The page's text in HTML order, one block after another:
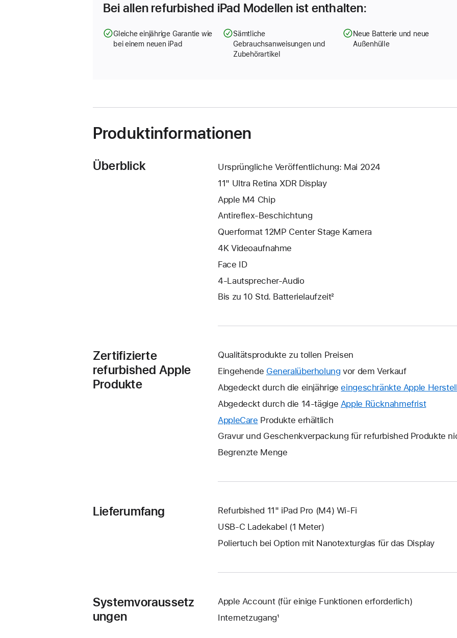
Bei allen refurbished iPad Modellen ist enthalten:
Gleiche einjährige Garantie wie
bei einem neuen iPad
Sämtliche
Gebrauchsanweisungen und
Zubehörartikel
Neue Batterie und neue
Außenhülle
Produktinformationen
Überblick
Ursprüngliche Veröffentlichung: Mai 2024
11" Ultra Retina XDR Display
Apple M4 Chip
Antireflex-Beschichtung
Querformat 12MP Center Stage Kamera
4K Video­aufnahme
Face ID
4‑Lautsprecher-Audio
Bis zu 10 Std. Batterielaufzeit²
Zertifizierte
refurbished Apple
Produkte
Qualitätsprodukte zu tollen Preisen
Eingehende Generalüberholung vor dem Verkauf
Abgedeckt durch die einjährige eingeschränkte Apple
Abgedeckt durch die 14-tägige Apple RücknahmefristEin
wird
AppleCare Ein
neues
wird
Produkte erhältlich
Gravur und Geschenkverpackung für refurbished Produkte
Begrenzte Menge
Lieferumfang
Refurbished 11" iPad Pro (M4) Wi‑Fi
USB‑C Ladekabel (1 Meter)
Poliertuch bei Option mit Nanotexturglas für das Display
Systemvoraussetz
ungen
Apple Account (für einige Funktionen erforderlich)
Internetzugang¹